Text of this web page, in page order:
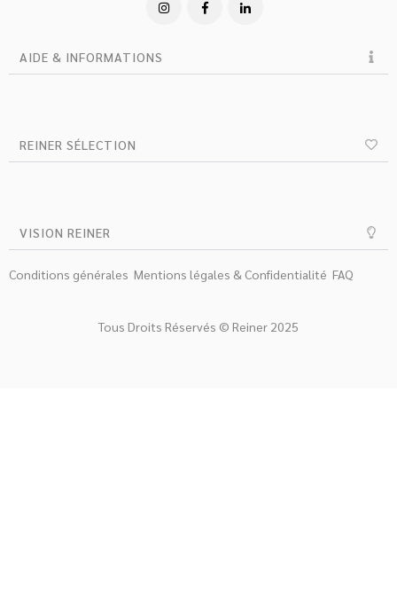
AIDE & INFORMATIONS
REINER SÉLECTION
VISION REINER
Conditions générales Mentions légales & Confidentialité FAQ
Tous Droits Réservés © Reiner 2025